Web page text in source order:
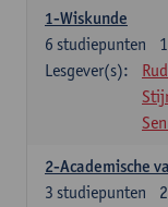
1-Wiskunde
6 studiepunten
Lesgever(s):
2-Academische
3 studiepunten